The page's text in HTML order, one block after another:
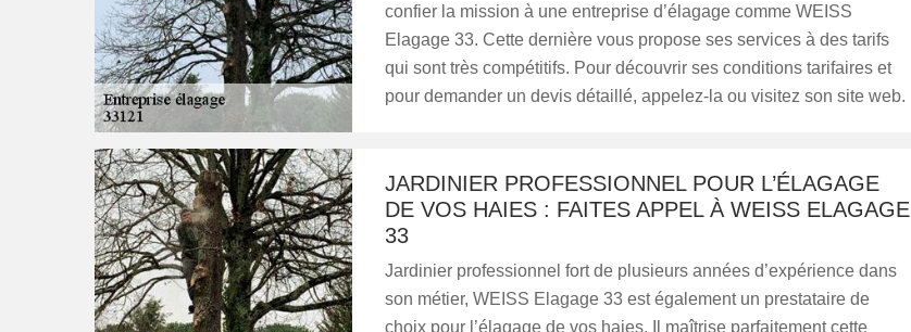
confier la mission à une entreprise d’élagage comme WEISS
Elagage 33. Cette dernière vous propose ses services à des tarifs
qui sont très compétitifs. Pour découvrir ses conditions tarifaires et
pour demander un devis détaillé, appelez-la ou visitez son site web.
JARDINIER PROFESSIONNEL POUR L’ÉLAGAGE
DE VOS HAIES : FAITES APPEL À WEISS ELAGAGE
33
Jardinier professionnel fort de plusieurs années d’expérience dans
son métier, WEISS Elagage 33 est également un prestataire de
choix pour l’élagage de vos haies. Il maîtrise parfaitement cette